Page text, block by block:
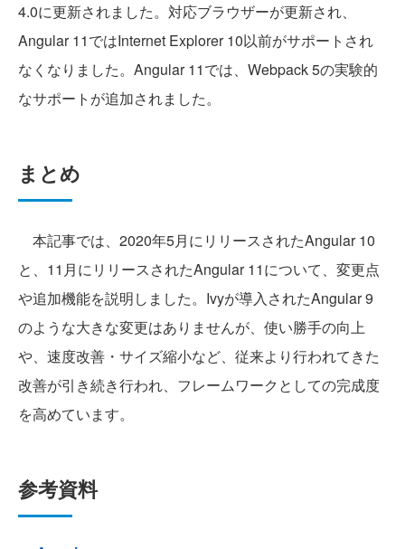
4.0に更新されました。対応ブラウザーが更新され、
Angular 11ではInternet Explorer 10以前がサポートされ
なくなりました。Angular 11では、Webpack 5の実験的
なサポートが追加されました。
まとめ
本記事では、2020年5月にリリースされたAngular 10
と、11月にリリースされたAngular 11について、変更点
や追加機能を説明しました。Ivyが導入されたAngular 9
のような大きな変更はありませんが、使い勝手の向上
や、速度改善・サイズ縮小など、従来より行われてきた
改善が引き続き行われ、フレームワークとしての完成度
を高めています。
参考資料